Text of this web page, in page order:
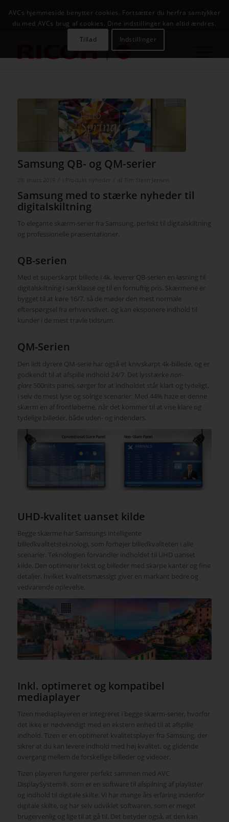
AVC INFOSYSTEM
Samsung QB- og QM-serier
Samsung med to stærke nyheder til
digitalskiltning
To elegante skærm-serier fra Samsung, perfekt til digitalskiltning
og professionelle præsentationer.
QB-serien
Med et superskarpt billede i 4k, leverer QB-serien en løsning til
digitalskiltning i særklasse og til en fornuftig pris. Skærmene er
bygget til at køre 16/7, så de møder den mest normale
efterspørgsel fra erhvervslivet, og kan eksponere indhold til
kunder i de mest travle tidsrum.
QM-Serien
Den lidt dyrere QM-serie har også et knivskarpt 4k-billede, og er
godkendt til at afspille indhold 24/7. Det lysstærke non-
glare500nits panel, sørger for at indholdet står klart og tydeligt,
i selv de mest lyse og solrige scenarier. Med 44% haze er denne
skærm en af frontløberne, når det kommer til at vise klare og
tydelige billeder, både uden- og indendørs.
UHD-kvalitet uanset kilde
Begge skærme har Samsungs intelligente
billedkvalitetsteknologi, som forhøjer billedkvaliteten i alle
scenarier. Teknologien forvandler indholdet til UHD uanset
kilde. Den optimerer tekst og billeder med skarpe kanter og fine
detaljer, hvilket kvalitetsmæssigt giver en markant bedre og
vedvarende oplevelse.
Inkl. optimeret og kompatibel
mediaplayer
Tizen mediaplayeren er integreret i begge skærm-serier, hvorfor
det ikke er nødvendigt med en ekstern enhed til at afspille
indhold. Tizen er en optimeret kvalitetsplayer fra Samsung, der
sikrer at du kan levere indhold med høj kvalitet, og glidende
overgang mellem de forskellige billeder og videoer.
Tizen playeren fungerer perfekt sammen med AVC
DisplaySystem®, som er en software til afspilning af playlister
og indhold til digitale skilte. Vi har mange års erfaring indenfor
digitale skilte, og har selv udviklet softwaren, som er meget
brugervenlig og lige til at gå til. Det betyder også, at den kan
AVCs hjemmeside benytter cookies. Fortsætter du herfra samtykker
du med AVCs brug af cookies. Dine indstillinger kan altid ændres.
Tillad
Indstillinger